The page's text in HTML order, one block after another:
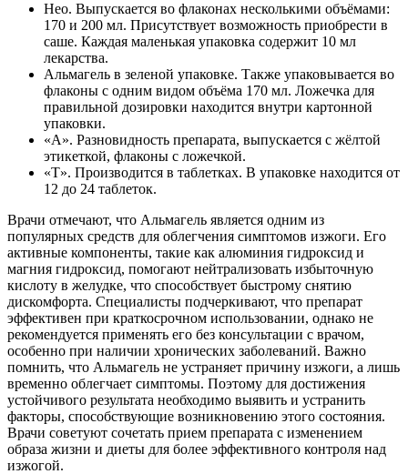
Нео. Выпускается во флаконах несколькими объёмами:
170 и 200 мл. Присутствует возможность приобрести в
саше. Каждая маленькая упаковка содержит 10 мл
лекарства.
Альмагель в зеленой упаковке. Также упаковывается во
флаконы с одним видом объёма 170 мл. Ложечка для
правильной дозировки находится внутри картонной
упаковки.
«А». Разновидность препарата, выпускается с жёлтой
этикеткой, флаконы с ложечкой.
«Т». Производится в таблетках. В упаковке находится от
12 до 24 таблеток.
Врачи отмечают, что Альмагель является одним из
популярных средств для облегчения симптомов изжоги. Его
активные компоненты, такие как алюминия гидроксид и
магния гидроксид, помогают нейтрализовать избыточную
кислоту в желудке, что способствует быстрому снятию
дискомфорта. Специалисты подчеркивают, что препарат
эффективен при краткосрочном использовании, однако не
рекомендуется применять его без консультации с врачом,
особенно при наличии хронических заболеваний. Важно
помнить, что Альмагель не устраняет причину изжоги, а лишь
временно облегчает симптомы. Поэтому для достижения
устойчивого результата необходимо выявить и устранить
факторы, способствующие возникновению этого состояния.
Врачи советуют сочетать прием препарата с изменением
образа жизни и диеты для более эффективного контроля над
изжогой.